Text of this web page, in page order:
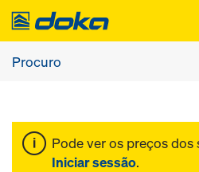
Pode ver os preços
Iniciar sessão.